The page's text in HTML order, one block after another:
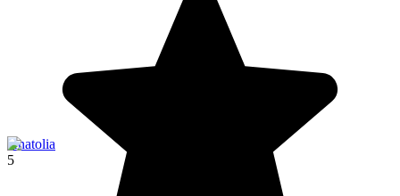
Anatolia
5